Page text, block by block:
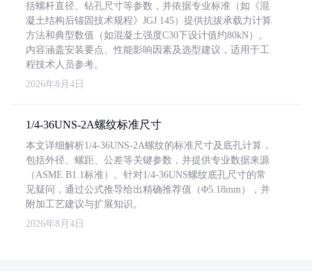
括螺杆直径、钻孔尺寸等参数，并依据专业标准（如《混
凝土结构后锚固技术规程》JGJ 145）提供抗拔承载力计算
方法和典型数值（如混凝土强度C30下设计值约80kN）。
内容涵盖安装要点、性能影响因素及选型建议，适用于工
程技术人员参考。
2026年8月4日
1/4-36UNS-2A螺纹标准尺寸
本文详细解析1/4-36UNS-2A螺纹的标准尺寸及底孔计算，
包括外径、螺距、公差等关键参数，并提供专业数据来源
（ASME B1.1标准）。针对1/4-36UNS螺纹底孔尺寸的常
见疑问，通过公式推导给出精确推荐值（Φ5.18mm），并
附加工艺建议与扩展知识。
2026年8月4日